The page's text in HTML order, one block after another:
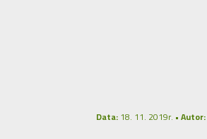
Data:18. 11. 2019r. •Autor: